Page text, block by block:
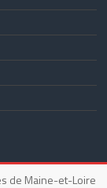
de Maine-et-Loire